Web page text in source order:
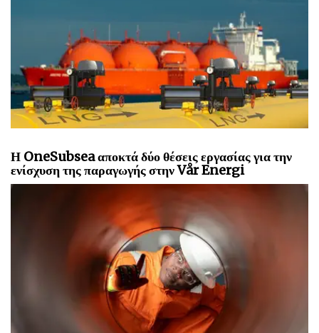
Η OneSubsea αποκτά δύο θέσεις εργασίας για την
ενίσχυση της παραγωγής στην Vår Energi